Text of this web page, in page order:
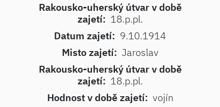
Rakousko-uherský útvar v době
zajetí: 18.p.pl.
Datum zajetí: 9.10.1914
Misto zajetí: Jaroslav
Rakousko-uherský útvar v době
zajetí: 18.p.pl.
Hodnost v době zajetí: vojín